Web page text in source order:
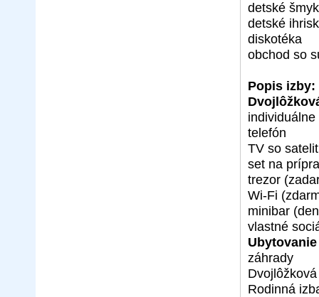
detské
detské
diskotéka
obchod so
Popis izby:
telefón
TV so
set na
trezor
Wi-Fi
minibar
vlastné
záhrady
Rodinná